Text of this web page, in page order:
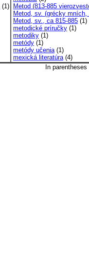
(1)
Metod (813-885
Metod, sv. (grécky mních,
Metod, sv., ca 815-885 (1)
metodické príručky (1)
metodiky (1)
metódy (1)
metódy učenia(1)
mexická literatúra(4)
In